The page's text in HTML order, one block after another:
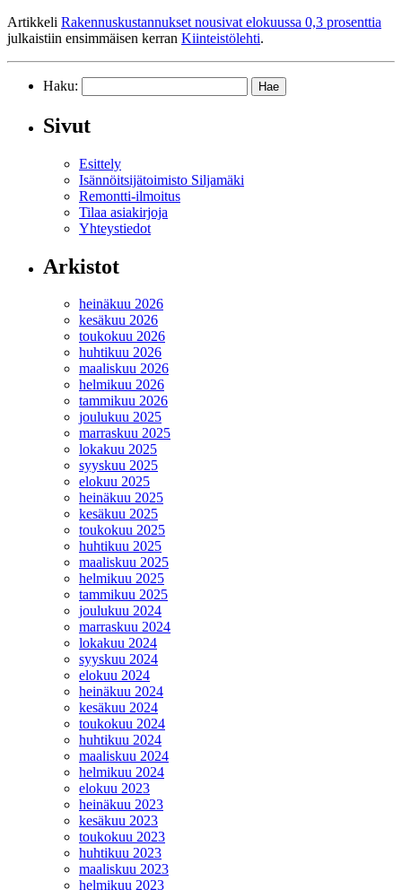
Artikkeli Rakennuskustannukset nousivat elokuussa 0,3 prosenttia
julkaistiin ensimmäisen kerran Kiinteistölehti.
Haku:
Sivut
Esittely
Isännöitsijätoimisto Siljamäki
Remontti-ilmoitus
Tilaa asiakirjoja
Yhteystiedot
Arkistot
heinäkuu 2026
kesäkuu 2026
toukokuu 2026
huhtikuu 2026
maaliskuu 2026
helmikuu 2026
tammikuu 2026
joulukuu 2025
marraskuu 2025
lokakuu 2025
syyskuu 2025
elokuu 2025
heinäkuu 2025
kesäkuu 2025
toukokuu 2025
huhtikuu 2025
maaliskuu 2025
helmikuu 2025
tammikuu 2025
joulukuu 2024
marraskuu 2024
lokakuu 2024
syyskuu 2024
elokuu 2024
heinäkuu 2024
kesäkuu 2024
toukokuu 2024
huhtikuu 2024
maaliskuu 2024
helmikuu 2024
elokuu 2023
heinäkuu 2023
kesäkuu 2023
toukokuu 2023
huhtikuu 2023
maaliskuu 2023
helmikuu 2023